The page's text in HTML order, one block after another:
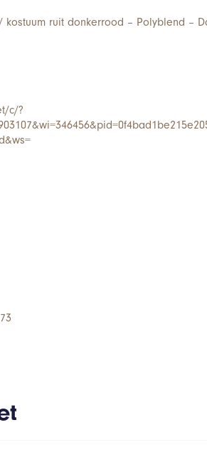
kostuum ruit donkerrood – Polyblend –
c/?